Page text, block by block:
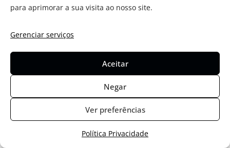
para aprimorar a sua visita ao nosso site.
Gerenciar serviços
Aceitar
Negar
Ver preferências
Política Privacidade
Site
Salvar meus dados neste navegador para a próxima